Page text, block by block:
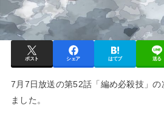
ポスト シェア はてブ 送る
7月7日放送の第52話「編め必殺技」
ました。